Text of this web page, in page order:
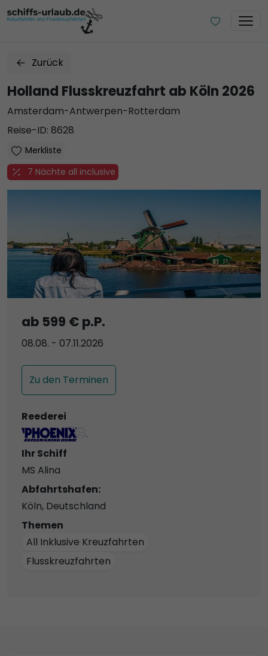
Zurück
Holland Flusskreuzfahrt ab Köln 2026
Amsterdam-Antwerpen-Rotterdam
Reise-ID: 8628
Merkliste
7 Nächte all inclusive
ab 599 € p.P.
08.08. - 07.11.2026
Zu den Terminen
Reederei
Ihr Schiff
MS Alina
Abfahrtshafen:
Köln, Deutschland
Themen
All Inklusive Kreuzfahrten
Flusskreuzfahrten